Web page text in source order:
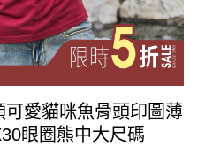
愛貓咪魚骨頭印圖薄
眼圈熊中大尺碼